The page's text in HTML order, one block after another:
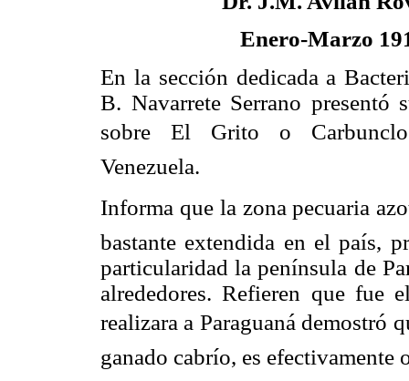
Enero-Marzo
En la sección dedicada a
B. Navarrete Serrano presentó
sobre El Grito o
Venezuela.
Informa que la zona pecuaria
bastante extendida en el país,
particularidad la península de
alrededores. Refieren que fue
realizara a Paraguaná demostró
ganado cabrío, es efectivamente